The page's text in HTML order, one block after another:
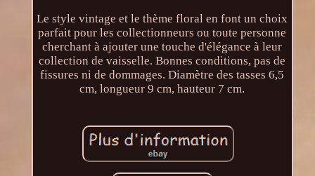
Le style vintage et le thème floral en font un choix
parfait pour les collectionneurs ou toute personne
cherchant à ajouter une touche d'élégance à leur
collection de vaisselle. Bonnes conditions, pas de
fissures ni de dommages. Diamètre des tasses 6,5
cm, longueur 9 cm, hauteur 7 cm.